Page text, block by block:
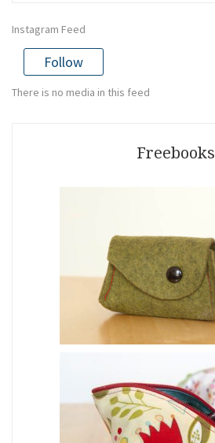
Instagram Feed
Follow
There is no media in this feed
Freebooks